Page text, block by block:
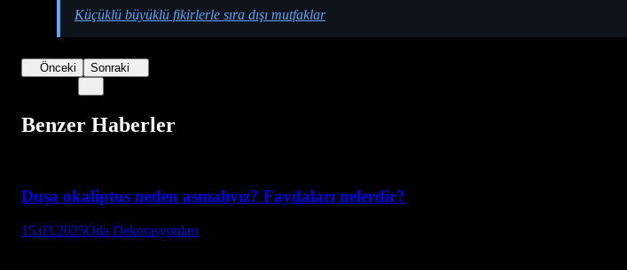
Küçüklü büyüklü fikirlerle sıra dışı mutfaklar
Önceki Sonraki
Benzer Haberler
Duşa okaliptus neden asmalıyız? Faydaları nelerdir?
15.03.2025Oda Dekorasyonları